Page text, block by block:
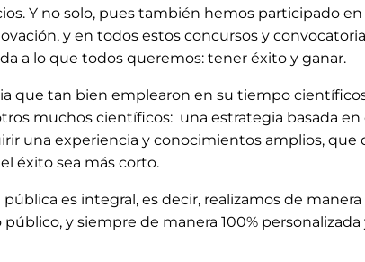
Y no solo, pues también hemos participado
y en todos estos concursos y
a lo que todos queremos: tener éxito y ganar.
que tan bien emplearon en su tiempo
muchos científicos: una estrategia basada
una experiencia y conocimientos amplios,
éxito sea más corto.
es integral, es decir, realizamos de
y siempre de manera 100%